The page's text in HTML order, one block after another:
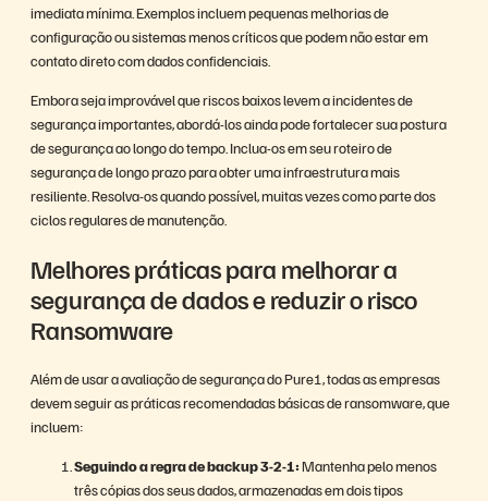
imediata mínima. Exemplos incluem pequenas melhorias de
configuração ou sistemas menos críticos que podem não estar em
contato direto com dados confidenciais.
Embora seja improvável que riscos baixos levem a incidentes de
segurança importantes, abordá-los ainda pode fortalecer sua postura
de segurança ao longo do tempo. Inclua-os em seu roteiro de
segurança de longo prazo para obter uma infraestrutura mais
resiliente. Resolva-os quando possível, muitas vezes como parte dos
ciclos regulares de manutenção.
Melhores práticas para melhorar a
segurança de dados e reduzir o risco
Ransomware
Além de usar a avaliação de segurança do Pure1, todas as empresas
devem seguir as práticas recomendadas básicas de ransomware, que
incluem:
Seguindo a regra de backup 3-2-1:Mantenha pelo menos
três cópias dos seus dados, armazenadas em dois tipos